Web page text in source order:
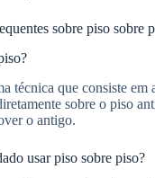
sobre piso sobre
técnica que consiste em
sobre o piso
o antigo.
usar piso sobre piso?